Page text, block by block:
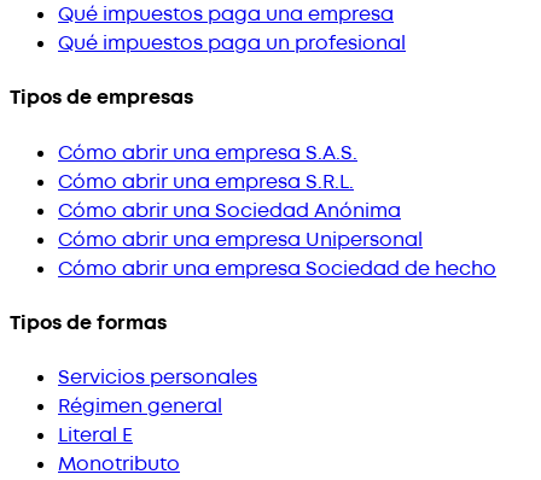
Qué impuestos paga una empresa
Qué impuestos paga un profesional
Tipos de empresas
Cómo abrir una empresa S.A.S.
Cómo abrir una empresa S.R.L.
Cómo abrir una Sociedad Anónima
Cómo abrir una empresa Unipersonal
Cómo abrir una empresa Sociedad de hecho
Tipos de formas
Servicios personales
Régimen general
Literal E
Monotributo